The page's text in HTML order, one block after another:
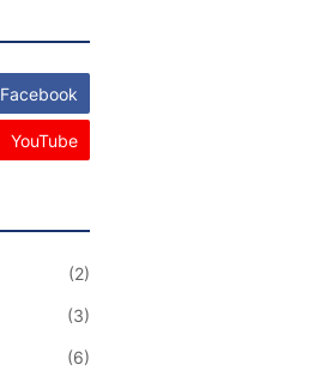
Facebook
YouTube
(2)
(3)
(6)